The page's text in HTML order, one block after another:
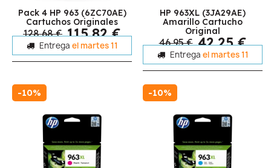
Pack 4 HP 963 (6ZC70AE)
Cartuchos Originales
128,68 € 115,82 €
Entrega el martes 11
HP 963XL (3JA29AE)
Amarillo Cartucho
Original
46,95 € 42,25 €
Entrega el martes 11
-10% -10%